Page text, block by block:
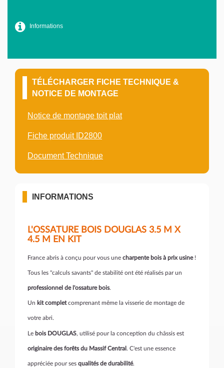
Informations
TÉLÉCHARGER FICHE TECHNIQUE &
NOTICE DE MONTAGE
Notice de montage toit plat
Fiche produit ID2800
Document Technique
INFORMATIONS
L'OSSATURE BOIS DOUGLAS 3.5 M X
4.5 M EN KIT
France abris à conçu pour vous une charpente bois à prix usine!
Tous les "calculs savants" de stabilité ont été réalisés par un
professionnel de l'ossature bois.
Un kit completcomprenant même la visserie de montage de
votre abri.
Le bois DOUGLAS, utilisé pour la conception du châssis est
originaire des forêts du Massif Central . C'est une essence
appréciée pour ses qualités de durabilité.